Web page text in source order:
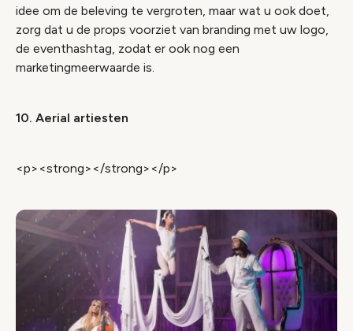
idee om de beleving te vergroten, maar wat u ook doet,
zorg dat u de props voorziet van branding met uw logo,
de eventhashtag, zodat er ook nog een
marketingmeerwaarde is.
10. Aerial artiesten
<p><strong></strong></p>